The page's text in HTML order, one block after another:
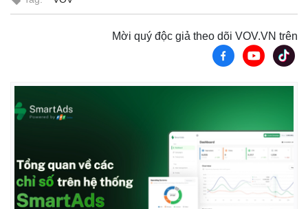
Mời quý độc giả theo dõi VOV.VN trên